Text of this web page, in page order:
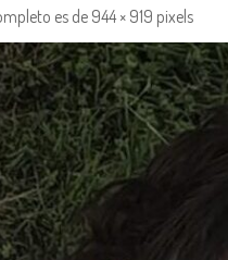
es de944 × 919 pixels